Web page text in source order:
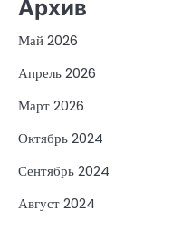
Архив
Май 2026
Апрель 2026
Март 2026
Октябрь 2024
Сентябрь 2024
Август 2024